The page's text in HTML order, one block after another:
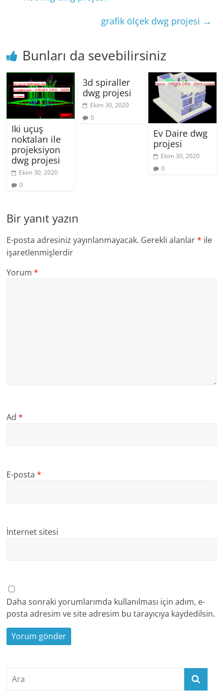
grafik ölçek dwg projesi →
Bunları da sevebilirsiniz
Iki uçuş
noktaları ile
projeksiyon
dwg projesi
Ekim 30, 2020
0
3d spiraller
dwg projesi
Ekim 30, 2020
0
Ev Daire dwg
projesi
Ekim 30, 2020
0
Bir yanıt yazın
E-posta adresiniz yayınlanmayacak. Gerekli alanlar* ile
işaretlenmişlerdir
Yorum*
Ad*
E-posta*
İnternet sitesi
Daha sonraki yorumlarımda kullanılması için adım, e-
posta adresim ve site adresim bu tarayıcıya kaydedilsin.